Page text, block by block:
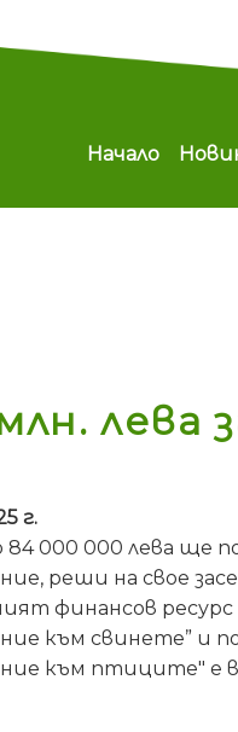
Main
Начало
лева
г.
000 000 лева ще
реши на свое
финансов
към свинете” и
към птиците" е в